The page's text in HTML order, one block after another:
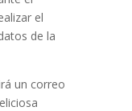
el
de la
un correo